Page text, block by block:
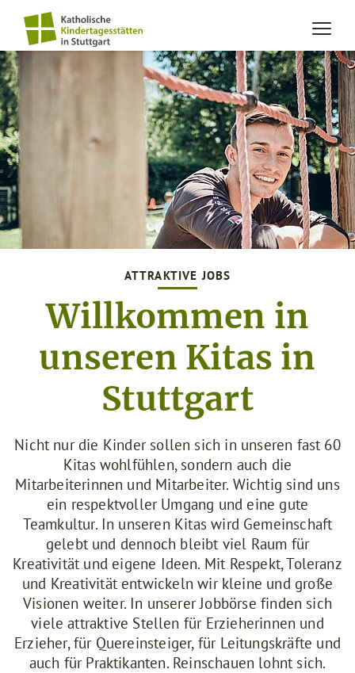
ATTRAKTIVE JOBS
Willkommen in
unseren Kitas in
Stuttgart
Nicht nur die Kinder sollen sich in unseren fast 60
Kitas wohlfühlen, sondern auch die
Mitarbeiterinnen und Mitarbeiter. Wichtig sind uns
ein respektvoller Umgang und eine gute
Teamkultur. In unseren Kitas wird Gemeinschaft
gelebt und dennoch bleibt viel Raum für
Kreativität und eigene Ideen. Mit Respekt, Toleranz
und Kreativität entwickeln wir kleine und große
Visionen weiter. In unserer Jobbörse finden sich
viele attraktive Stellen für Erzieherinnen und
Erzieher, für Quereinsteiger, für Leitungskräfte und
auch für Praktikanten. Reinschauen lohnt sich.